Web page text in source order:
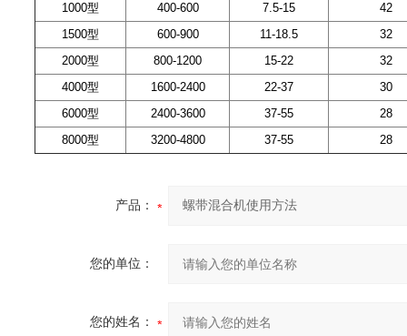
1000型
400-600 7.5-15
42
1500型
600-900 11-18.5
32
2000型
800-1200 15-22
32
4000型
1600-2400 22-37
30
6000型
2400-3600 37-55
28
8000型
3200-4800 37-55 28
产品：
您的单位：
您的姓名：